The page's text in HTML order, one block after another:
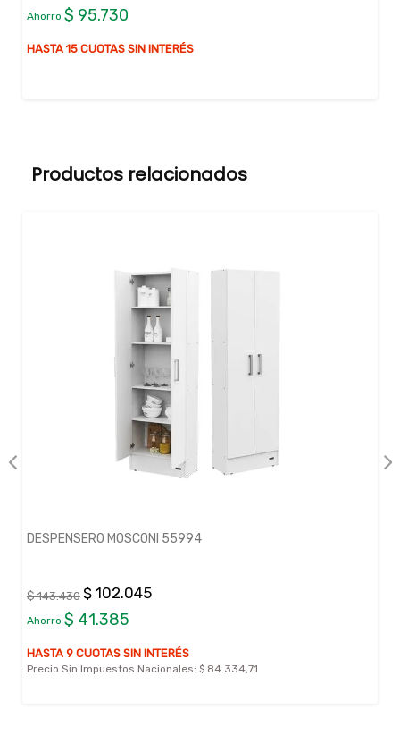
Ahorro $ 95.730
HASTA 15 CUOTAS SIN INTERÉS
Productos relacionados
DESPENSERO MOSCONI 55994
$ 143.430 $ 102.045
Ahorro $ 41.385
HASTA 9 CUOTAS SIN INTERÉS
Precio Sin Impuestos Nacionales: $ 84.334,71